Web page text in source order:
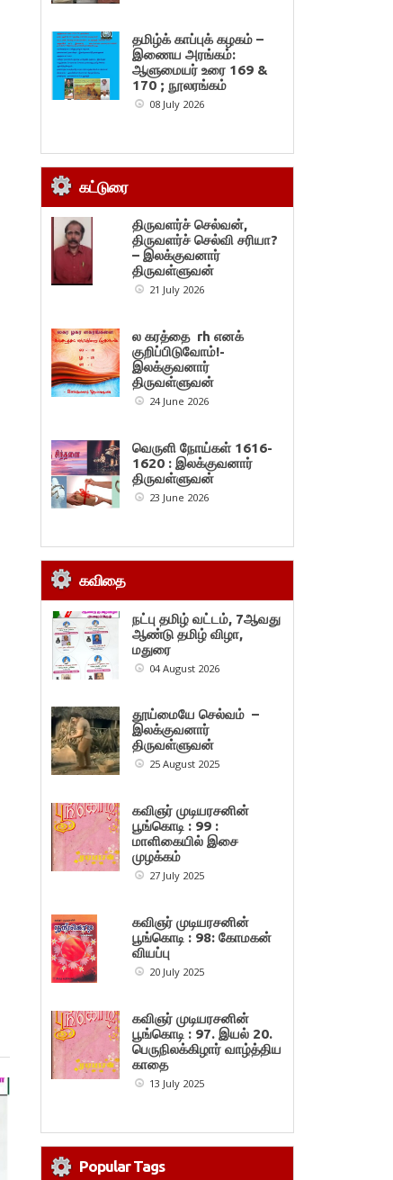
தமிழ்க் காப்புக் கழகம் –
இணைய அரங்கம்:
ஆளுமையர் உரை 169 &
170 ; நூலரங்கம்
08 July 2026
கட்டுரை
திருவளர்ச் செல்வன்,
திருவளர்ச் செல்வி சரியா?
– இலக்குவனார்
திருவள்ளுவன்
21 July 2026
ல கரத்தை rh எனக்
குறிப்பிடுவோம்!-
இலக்குவனார்
திருவள்ளுவன்
24 June 2026
வெருளி நோய்கள் 1616-
1620 : இலக்குவனார்
திருவள்ளுவன்
23 June 2026
கவிதை
நட்பு தமிழ் வட்டம், 7ஆவது
ஆண்டு தமிழ் விழா,
மதுரை
04 August 2026
தூய்மையே செல்வம் –
இலக்குவனார்
திருவள்ளுவன்
25 August 2025
கவிஞர் முடியரசனின்
பூங்கொடி : 99 :
மாளிகையில் இசை
முழக்கம்
27 July 2025
கவிஞர் முடியரசனின்
பூங்கொடி : 98: கோமகன்
வியப்பு
20 July 2025
கவிஞர் முடியரசனின்
பூங்கொடி : 97. இயல் 20.
பெருநிலக்கிழார் வாழ்த்திய
காதை
13 July 2025
Popular Tags